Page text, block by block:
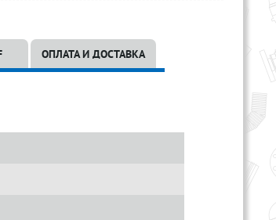
ОПЛАТА И ДОСТАВКА